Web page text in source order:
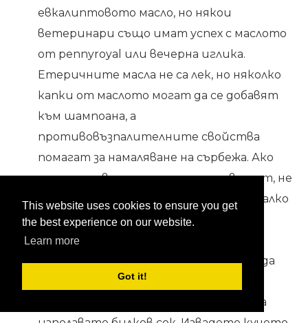
This website uses cookies to ensure you get
the best experience on our website.
Learn more
Got it!
евкалиптовото масло, но някои
ветеринари също имат успех с маслото
от pennyroyal или вечерна иглика.
Етеричните масла не са лек, но няколко
капки от маслото могат да се добавят
към шампоана, а
противовъзпалителните свойства
помагат за намаляване на сърбежа. Ако
сте съставили шампоан за първи път, не
забравяйте да го опитате на едно малко
място, за да проверите за алергии.
Накиснете кучето си в билки след
банята му: Ако вашето куче изглежда
сърбящо дори след баня с колоидна
овесена каша, можете да опитате да